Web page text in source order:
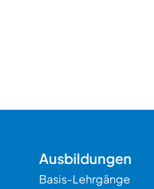
Ausbildungen
Basis-Lehrgänge